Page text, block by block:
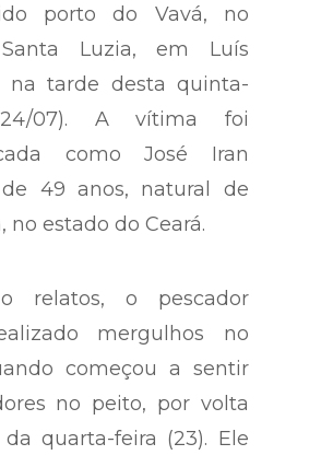
porto do Vavá, no
Luzia, em Luís
na tarde desta quinta-
07). A vítima foi
como José Iran
49 anos, natural de
no estado do Ceará.
relatos, o pescador
mergulhos no
começou a sentir
no peito, por volta
da quarta-feira (23). Ele